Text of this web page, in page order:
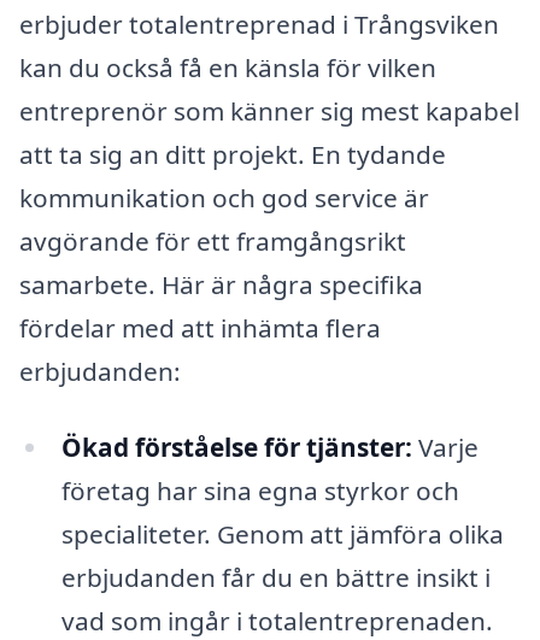
erbjuder totalentreprenad i Trångsviken
kan du också få en känsla för vilken
entreprenör som känner sig mest kapabel
att ta sig an ditt projekt. En tydande
kommunikation och god service är
avgörande för ett framgångsrikt
samarbete. Här är några specifika
fördelar med att inhämta flera
erbjudanden:
Ökad förståelse för tjänster: Varje
företag har sina egna styrkor och
specialiteter. Genom att jämföra olika
erbjudanden får du en bättre insikt i
vad som ingår i totalentreprenaden.